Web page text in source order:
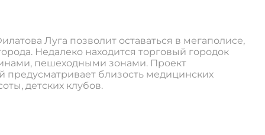
Луга позволит оставаться в мегаполисе,
Недалеко находится торговый городок
пешеходными зонами. Проект
предусматривает близость медицинских
детских клубов.